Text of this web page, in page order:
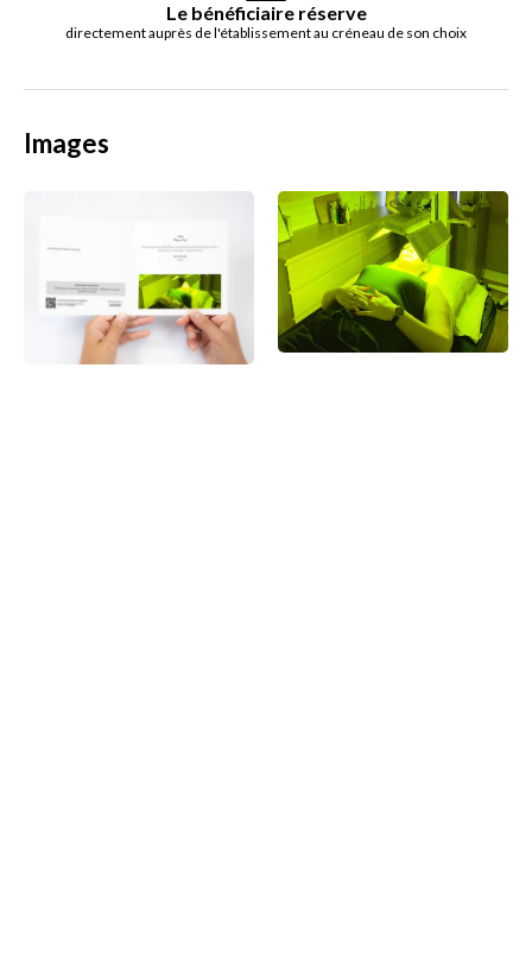
Le bénéficiaire réserve
directement auprès de l'établissement au créneau de son choix
Images